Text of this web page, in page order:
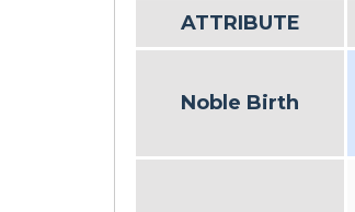
ATTRIBUTE
Noble Birth